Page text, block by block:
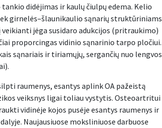
didėjimas ir kaulų čiulpų edema. Kelio
girnelės–šlaunikaulio sąnarių struktūriniams
jėga susidaro adukcijos (pritraukimo)
proporcingas vidinio sąnarinio tarpo pločiui.
sąnariais ir tiriamųjų, sergančių nuo lengvos
raumenys, esantys aplink OA pažeistą
veiksnys ligai toliau vystytis. Osteoartritui
vidinėje kojos pusėje esantys raumenys ir
Naujausiuose moksliniuose darbuose